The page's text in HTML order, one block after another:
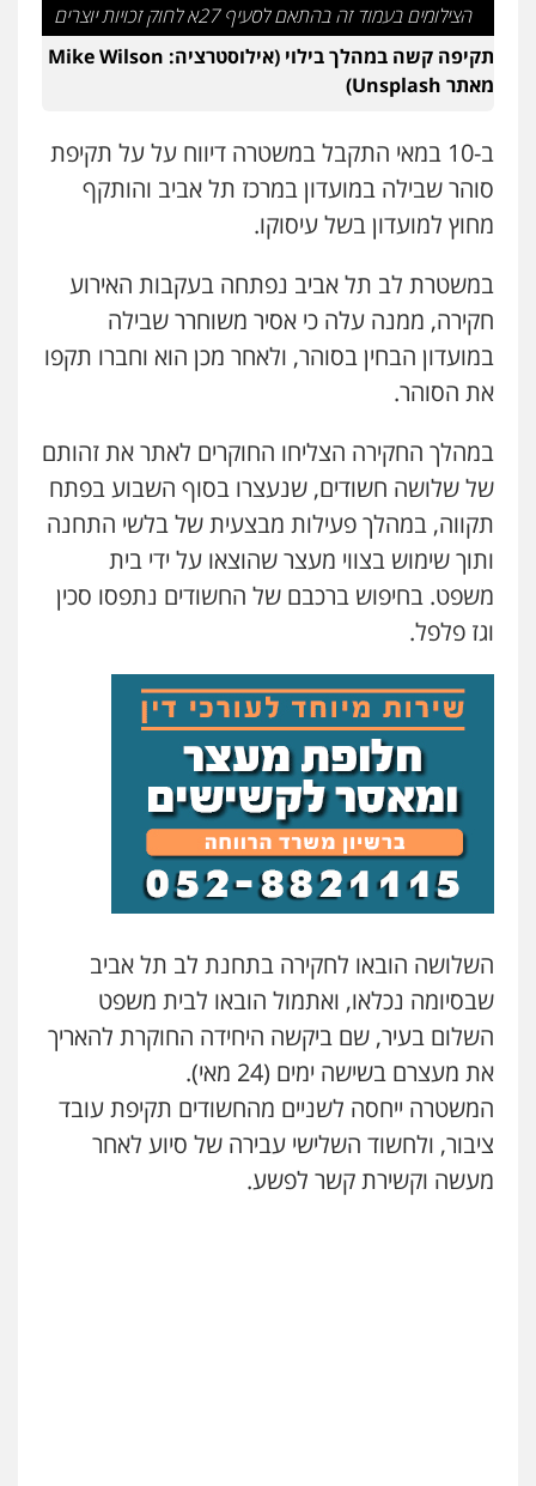
עו"ד שלי גורביץ – לוי
משפט פלילי פשיעה חמורה מעצרים
וחקירות צבאי תעבורה
0544218336
משרד עורכי דין חן ברוך
פלילי דיני תעבורה מעצרים וחקירות
0505078733
עו"ד קארין לגטיוי
פלילי פשיעה חמורה מעצרים וחקירות
0507446995
משרד עורכי דין טאי שרקי
פלילי אסירים תעבורה מרב"ד
0547556464
עו"ד אילן אלימלך
פלילי פשיעה חמורה תעבורה אסירים
עו"ד שאדי נאטור
פלילי פשיעה חמורה מעצרים וחקירות
0509230800
גיל דביר – משרד עורכי דין
פלילי פשיעה כלכלית צווארון לבן
0506217771
סלימאן אבו שעירה – משרד עורכי דין
פלילי בטחוני צבאי נזיקין
0547780927
עו"ד אסף גונן
פלילי פשע חמור תעבורה צבא מעצרים
וחקירות
0542255161
הצילומים בעמוד זה בהתאם לסעיף 27א לחוק זכויות יוצרים
תקיפה קשה במהלך בילוי (אילוסטרציה: Mike Wilson
מאתר Unsplash)
ב-10 במאי התקבל במשטרה דיווח על על תקיפת
סוהר שבילה במועדון במרכז תל אביב והותקף
מחוץ למועדון בשל עיסוקו.
במשטרת לב תל אביב נפתחה בעקבות האירוע
חקירה, ממנה עלה כי אסיר משוחרר שבילה
במועדון הבחין בסוהר, ולאחר מכן הוא וחברו תקפו
את הסוהר.
במהלך החקירה הצליחו החוקרים לאתר את זהותם
של שלושה חשודים, שנעצרו בסוף השבוע בפתח
תקווה, במהלך פעילות מבצעית של בלשי התחנה
ותוך שימוש בצווי מעצר שהוצאו על ידי בית
משפט. בחיפוש ברכבם של החשודים נתפסו סכין
וגז פלפל.
השלושה הובאו לחקירה בתחנת לב תל אביב
שבסיומה נכלאו, ואתמול הובאו לבית משפט
השלום בעיר, שם ביקשה היחידה החוקרת להאריך
את מעצרם בשישה ימים (24 מאי).
המשטרה ייחסה לשניים מהחשודים תקיפת עובד
ציבור, ולחשוד השלישי עבירה של סיוע לאחר
מעשה וקשירת קשר לפשע.